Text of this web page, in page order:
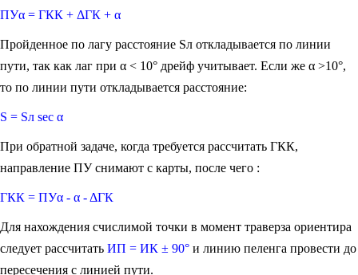
ПУα = ГКК + ΔГК + α
Пройденное по лагу расстояние Sл откладывается по линии
пути, так как лаг при α < 10° дрейф учитывает. Если же α >10°,
то по линии пути откладывается расстояние:
S = Sл sec α
При обратной задаче, когда требуется рассчитать ГКК,
направление ПУ снимают с карты, после чего :
ГКК = ПУα - α - ΔГК
Для нахождения счислимой точки в момент траверза ориентира
следует рассчитать ИП = ИК ± 90° и линию пеленга провести до
пересечения с линией пути.